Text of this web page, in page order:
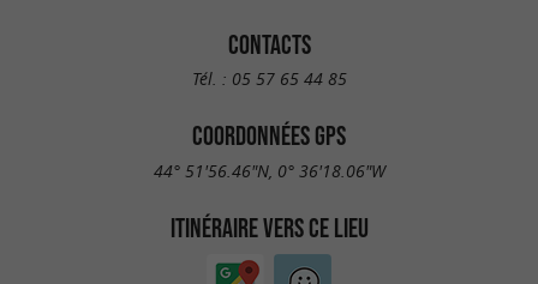
CONTACTS
Tél. : 05 57 65 44 85
COORDONNÉES GPS
44° 51'56.46"N, 0° 36'18.06"W
ITINÉRAIRE VERS CE LIEU